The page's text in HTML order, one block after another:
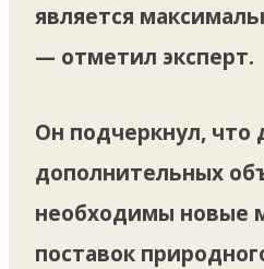
является
— отметил эксперт.
Он подчеркнул, что
дополнительных
необходимы новые
поставок